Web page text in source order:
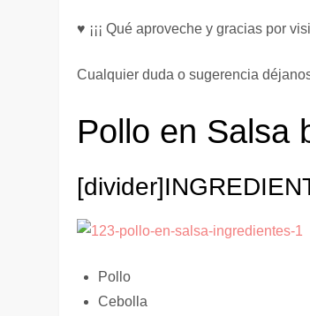
♥ ¡¡¡ Qué aproveche y gracias por
Cualquier duda o sugerencia
Pollo en Salsa
[divider]
Pollo
Cebolla